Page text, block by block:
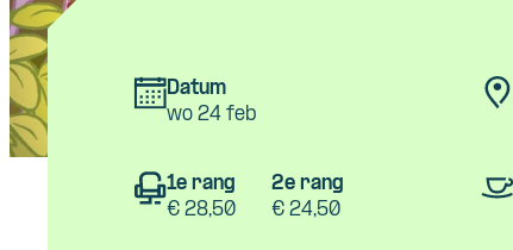
Datum
wo 24 feb
1e rang
€ 28,50
2e rang
€ 24,50